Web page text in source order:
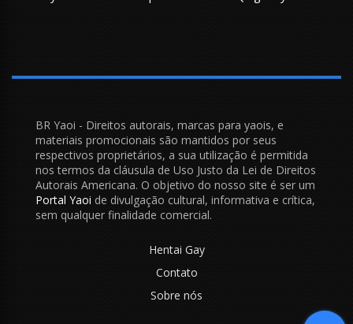
BR Yaoi - Direitos autorais, marcas para yaois, e
materiais promocionais são mantidos por seus
respectivos proprietários, a sua utilização é permitida
nos termos da cláusula de Uso Justo da Lei de Direitos
Autorais Americana. O objetivo do nosso site é ser um
Portal Yaoi de divulgação cultural, informativa e crítica,
sem qualquer finalidade comercial.
Hentai Gay
Contato
Sobre nós